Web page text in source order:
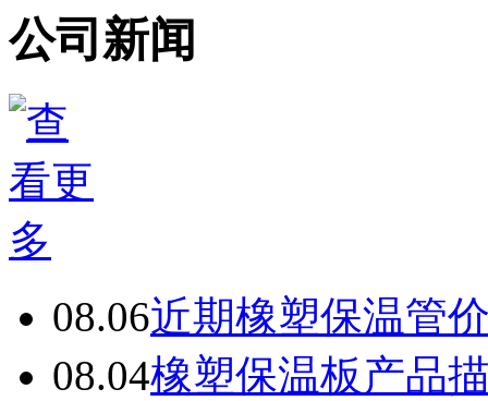
公司新闻
08.06近期橡塑保温管
08.04橡塑保温板产品